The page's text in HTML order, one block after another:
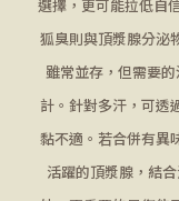
選擇，更可能拉低自
狐臭則與頂漿腺分泌
雖常並存，但需要
計。針對多汗，可透
黏不適。若合併有異
活躍的頂漿腺，結